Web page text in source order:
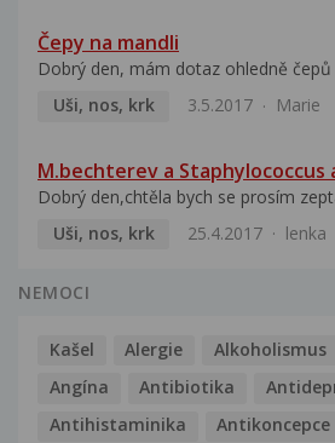
Čepy na mandli
Dobrý den, mám dotaz ohledně čepů
Uši, nos, krk
3.5.2017 Marie
M.bechterev a Staphylococcus
Dobrý den,chtěla bych se prosím
Uši, nos, krk
25.4.2017 lenka
NEMOCI
Kašel Alergie Alkoholismus
Angína
Antibiotika
Antihistaminika
Antikoncepce